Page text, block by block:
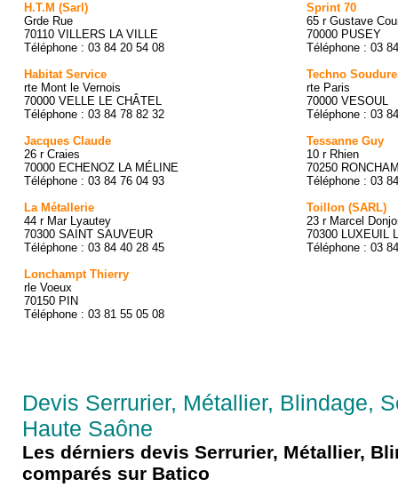
H.T.M (Sarl)
Grde Rue
70110 VILLERS LA VILLE
Téléphone : 03 84 20 54 08
Habitat Service
rte Mont le Vernois
70000 VELLE LE CHÂTEL
Téléphone : 03 84 78 82 32
Jacques Claude
26 r Craies
70000 ECHENOZ LA MÉLINE
Téléphone : 03 84 76 04 93
La Métallerie
44 r Mar Lyautey
70300 SAINT SAUVEUR
Téléphone : 03 84 40 28 45
Lonchampt Thierry
rle Voeux
70150 PIN
Téléphone : 03 81 55 05 08
Sprint 70
65 r Gustave
70000 PUSEY
Téléphone : 03
Techno
rte Paris
70000 VESOUL
Téléphone : 03
Tessanne Guy
10 r Rhien
70250
Téléphone : 03
Toillon (SARL)
23 r Marcel
70300 LUXEUIL
Téléphone : 03
Devis Serrurier, Métallier, Blindage,
Haute Saône
Les dérniers devis Serrurier, Métallier,
comparés sur Batico